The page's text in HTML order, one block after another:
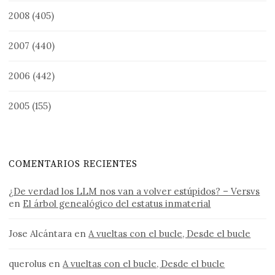
2008 (405)
2007 (440)
2006 (442)
2005 (155)
COMENTARIOS RECIENTES
¿De verdad los LLM nos van a volver estúpidos? – Versvs
en El árbol genealógico del estatus inmaterial
Jose Alcántara enA vueltas con el bucle, Desde el bucle
querolus enA vueltas con el bucle, Desde el bucle